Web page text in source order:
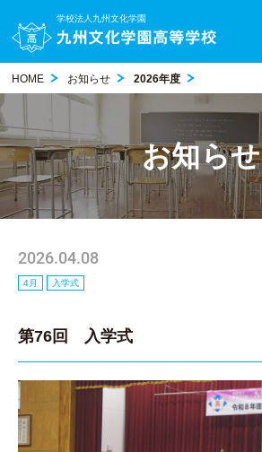
学校法人九州文化学園
HOME お知らせ 2026年度
お知らせ
2026.04.08
4月 入学式
第76回 入学式